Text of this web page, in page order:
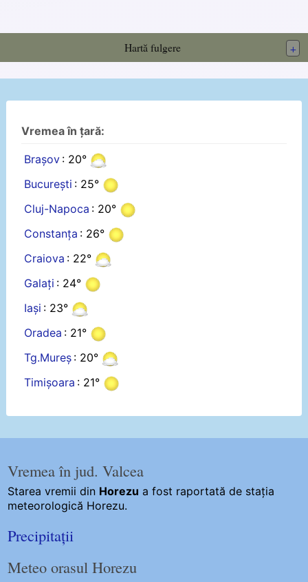
Hartă fulgere +
Vremea în țară:
Brașov : 20°
București : 25°
Cluj-Napoca : 20°
Constanța : 26°
Craiova : 22°
Galați : 24°
Iași : 23°
Oradea : 21°
Tg.Mureș : 20°
Timișoara : 21°
Vremea în jud. Valcea
Starea vremii din Horezu a fost raportată de stația
meteorologică Horezu.
Precipitații
Meteo orasul Horezu